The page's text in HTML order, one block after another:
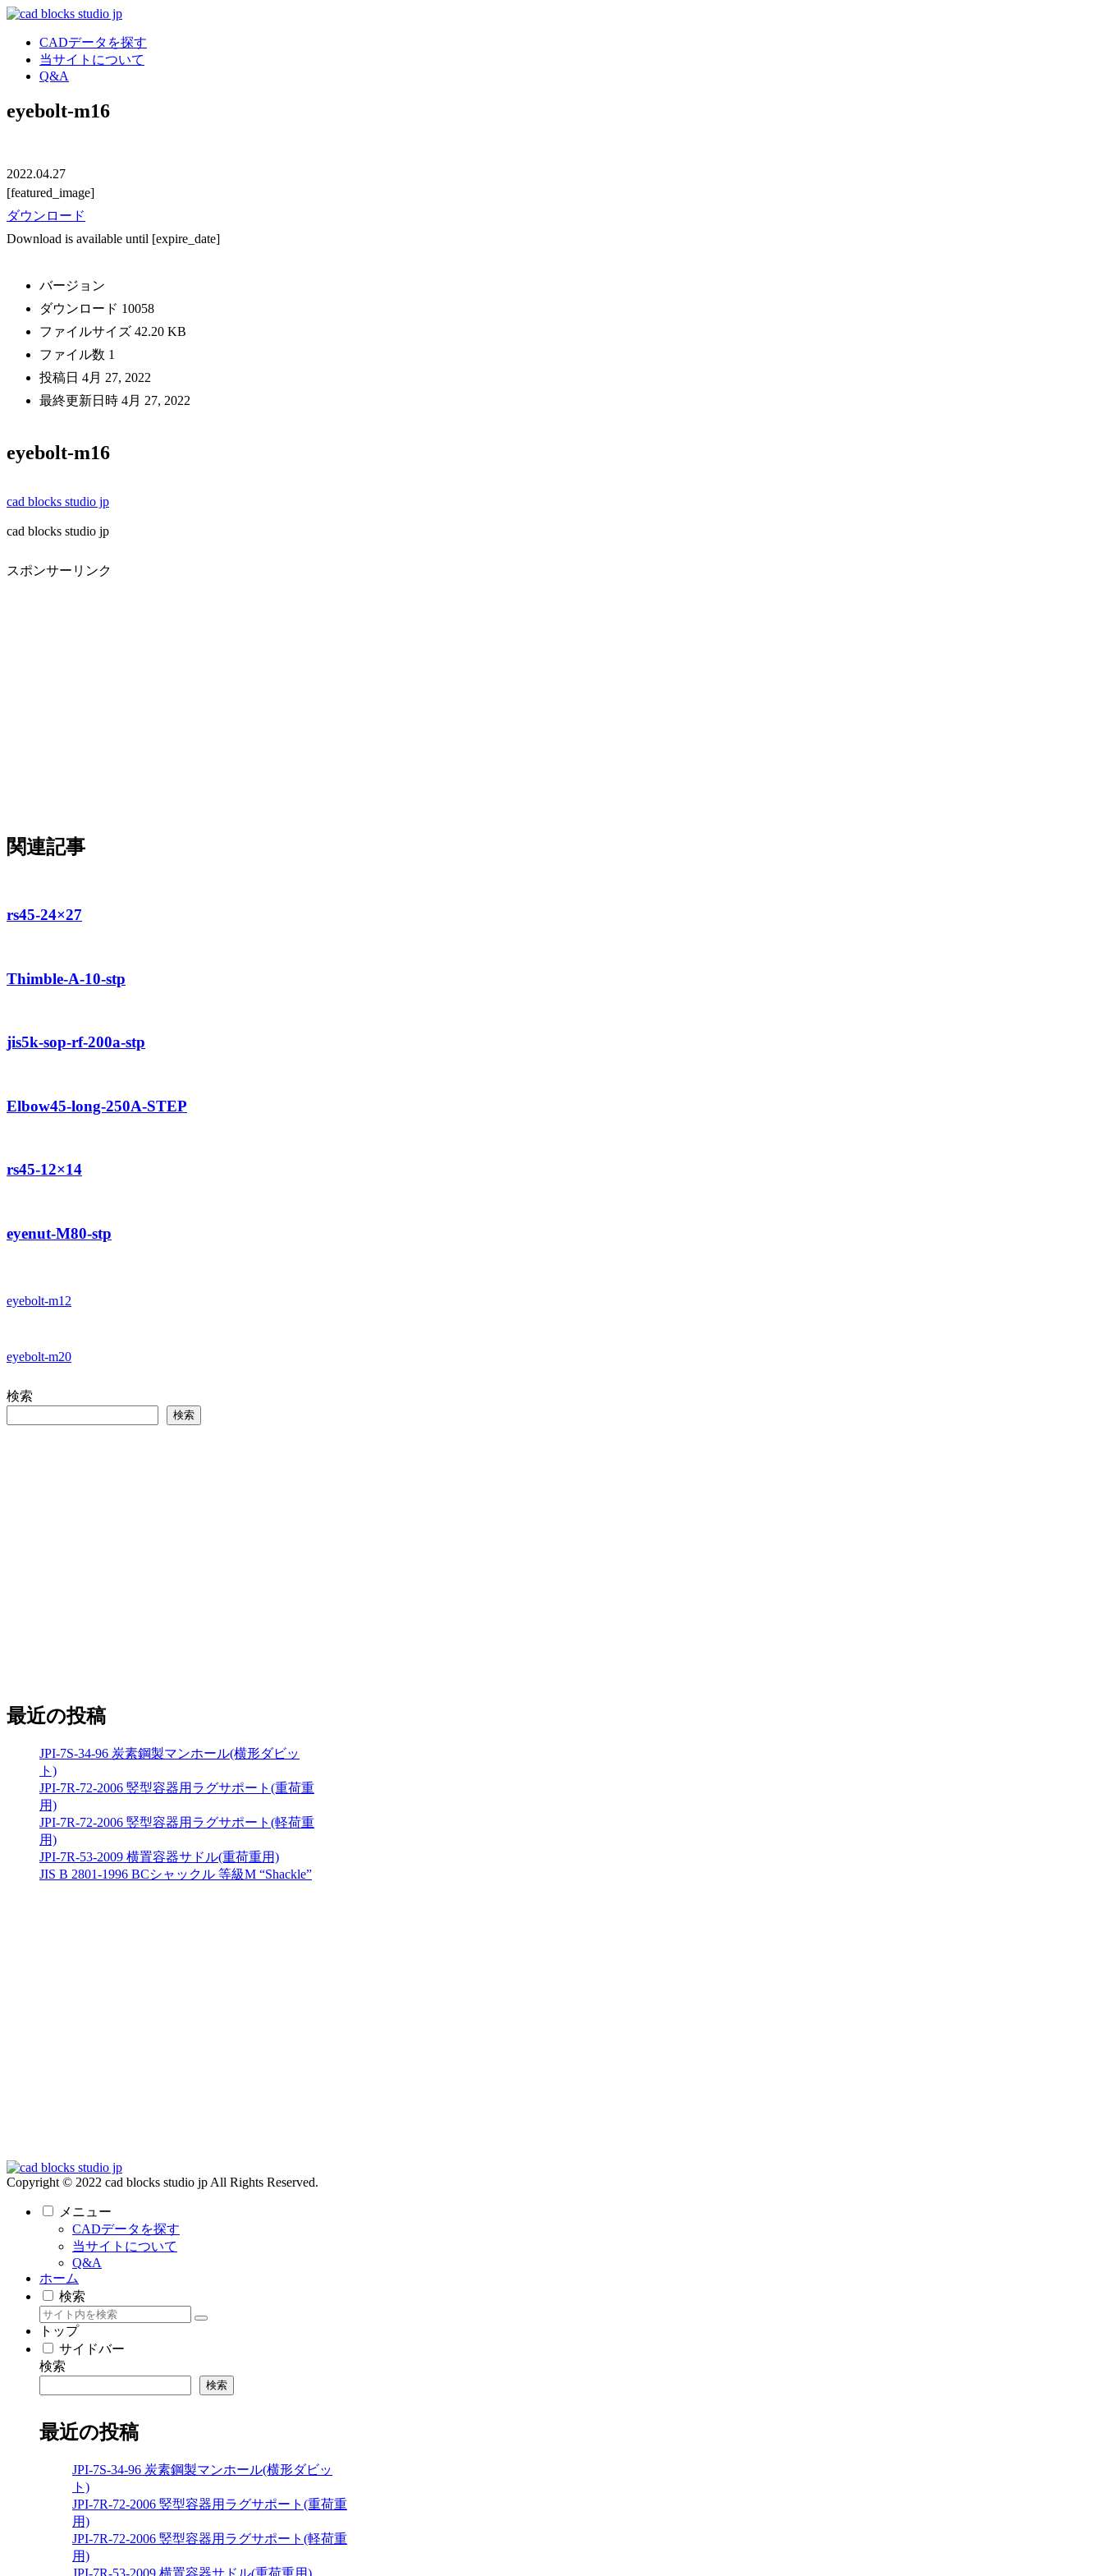
CADデータを探す
当サイトについて
Q&A
eyebolt-m16
2022.04.27
[featured_image]
ダウンロード
Download is available until [expire_date]
バージョン
ダウンロード 10058
ファイルサイズ 42.20 KB
ファイル数 1
投稿日 4月 27, 2022
最終更新日時 4月 27, 2022
eyebolt-m16
cad blocks studio jp
cad blocks studio jp
スポンサーリンク
関連記事
rs45-24×27
Thimble-A-10-stp
jis5k-sop-rf-200a-stp
Elbow45-long-250A-STEP
rs45-12×14
eyenut-M80-stp
eyebolt-m12
eyebolt-m20
検索
検索
最近の投稿
JPI-7S-34-96 炭素鋼製マンホール(横形ダビッ
ト)
JPI-7R-72-2006 竪型容器用ラグサポート(重荷重
用)
JPI-7R-72-2006 竪型容器用ラグサポート(軽荷重
用)
JPI-7R-53-2009 横置容器サドル(重荷重用)
JIS B 2801-1996 BCシャックル 等級M “Shackle”
Copyright © 2022 cad blocks studio jp All Rights Reserved.
メニュー
CADデータを探す
当サイトについて
Q&A
ホーム
検索
トップ
サイドバー
検索
検索
最近の投稿
JPI-7S-34-96 炭素鋼製マンホール(横形ダビッ
ト)
JPI-7R-72-2006 竪型容器用ラグサポート(重荷重
用)
JPI-7R-72-2006 竪型容器用ラグサポート(軽荷重
用)
JPI-7R-53-2009 横置容器サドル(重荷重用)